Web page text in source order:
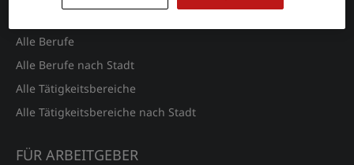
Alle Berufe
Alle Berufe nach Stadt
Alle Tätigkeitsbereiche
Alle Tätigkeitsbereiche nach Stadt
FÜR ARBEITGEBER